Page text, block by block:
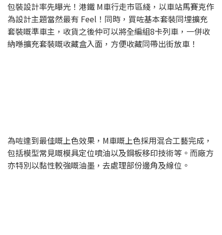
包裝設計率先曝光！港鐵 M車行走市區綫，以車站馬賽克作
為設計主題當然最有 Feel！同時，買咗基本套裝同埋擴充
套裝嘅準車主，收貨之後仲可以將全編組8卡列車，一併收
納喺擴充套裝嘅收藏盒入面，方便收藏同帶出街放車！
為咗達到最佳嘅上色效果，M車嘅上色採用混合工藝完成，
包括模型常見嘅模具定位噴油以及鋼板移印技術等。而廠方
亦特別以黏性較強嘅油墨，去處理部份邊角及線位。